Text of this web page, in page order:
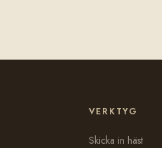
VERKTYG
Skicka in häst